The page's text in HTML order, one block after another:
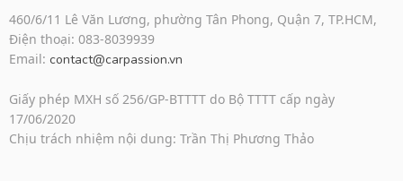
460/6/11 Lê Văn Lương, phường Tân Phong, Quận 7, TP.HCM,
Điện thoại: 083-8039939
Email: contact@carpassion.vn
Giấy phép MXH số 256/GP-BTTTT do Bộ TTTT cấp ngày
17/06/2020
Chịu trách nhiệm nội dung: Trần Thị Phương Thảo